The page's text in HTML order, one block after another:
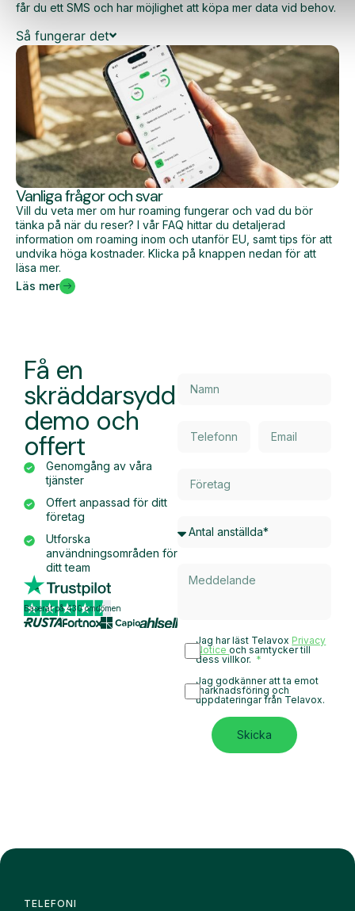
får du ett SMS och har möjlighet att köpa mer data vid behov.
Så fungerar det
Vanliga frågor och svar
Vill du veta mer om hur roaming fungerar och vad du bör
tänka på när du reser? I vår FAQ hittar du detaljerad
information om roaming inom och utanför EU, samt tips för att
undvika höga kostnader. Klicka på knappen nedan för att
läsa mer.
Läs mer
Få en
skräddarsydd
demo och
offert
Genomgång av våra
tjänster
Offert anpassad för ditt
företag
Utforska
användningsområden för
ditt team
Baserat på 430 omdömen
Jag har läst Telavox Privacy
Noticeoch samtycker till
dess villkor.
Jag godkänner att ta emot
marknadsföring och
uppdateringar från Telavox.
Skicka
TELEFONI